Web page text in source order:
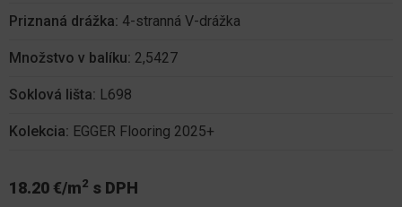
Priznaná drážka: 4-stranná V-drážka
Množstvo v balíku: 2,5427
Soklová lišta: L698
Kolekcia: EGGER Flooring 2025+
18.20 €/m2 s DPH